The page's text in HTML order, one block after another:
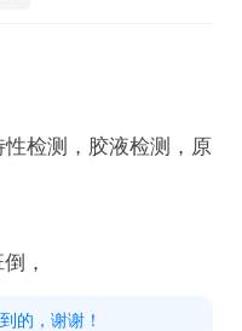
检测，胶液检测，原
，
的，谢谢！